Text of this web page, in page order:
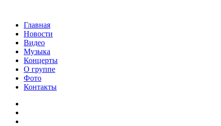
Главная
Новости
Видео
Музыка
Концерты
О группе
Фото
Контакты